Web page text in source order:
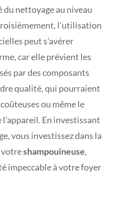
du nettoyage au niveau
l’utilisation
peut s’avérer
car elle prévient les
par des composants
qualité, qui pourraient
ou même le
En investissant
vous investissez dans la
shampouineuse,
impeccable à votre foyer